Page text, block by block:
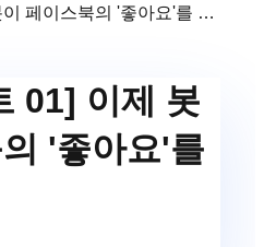
페이스북의 '좋아요'를 누
01] 이제 봇
'좋아요'를